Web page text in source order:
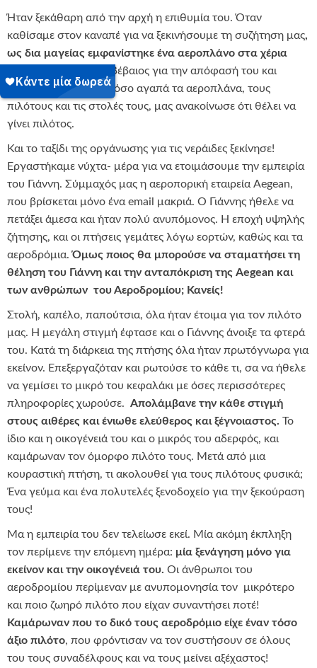
Ήταν ξεκάθαρη από την αρχή η επιθυμία του. Όταν
καθίσαμε στον καναπέ για να ξεκινήσουμε τη συζήτηση μας,
ως δια μαγείας εμφανίστηκε ένα αεροπλάνο στα χέρια
. Μετά από λίγο, βέβαιος για την απόφασή του και
επαναλαμβάνοντας πόσο αγαπά τα αεροπλάνα, τους
πιλότους και τις στολές τους, μας ανακοίνωσε ότι θέλει να
γίνει πιλότος.
Και το ταξίδι της οργάνωσης για τις νεράιδες ξεκίνησε!
Εργαστήκαμε νύχτα- μέρα για να ετοιμάσουμε την εμπειρία
του Γιάννη. Σύμμαχός μας η αεροπορική εταιρεία Aegean,
που βρίσκεται μόνο ένα email μακριά. Ο Γιάννης ήθελε να
πετάξει άμεσα και ήταν πολύ ανυπόμονος. Η εποχή υψηλής
ζήτησης, και οι πτήσεις γεμάτες λόγω εορτών, καθώς και τα
αεροδρόμια.Όμως ποιος θα μπορούσε να σταματήσει τη
θέληση του Γιάννη και την ανταπόκριση της Aegean και
των ανθρώπων του Αεροδρομίου; Κανείς!
Στολή, καπέλο, παπούτσια, όλα ήταν έτοιμα για τον πιλότο
μας. Η μεγάλη στιγμή έφτασε και ο Γιάννης άνοιξε τα φτερά
του. Κατά τη διάρκεια της πτήσης όλα ήταν πρωτόγνωρα για
εκείνον. Επεξεργαζόταν και ρωτούσε το κάθε τι, σα να ήθελε
να γεμίσει το μικρό του κεφαλάκι με όσες περισσότερες
πληροφορίες χωρούσε. Απολάμβανε την κάθε στιγμή
στους αιθέρες και ένιωθε ελεύθερος και ξέγνοιαστος. Το
ίδιο και η οικογένειά του και ο μικρός του αδερφός, και
καμάρωναν τον όμορφο πιλότο τους. Μετά από μια
κουραστική πτήση, τι ακολουθεί για τους πιλότους φυσικά;
Ένα γεύμα και ένα πολυτελές ξενοδοχείο για την ξεκούραση
τους!
Μα η εμπειρία του δεν τελείωσε εκεί. Μία ακόμη έκπληξη
τον περίμενε την επόμενη ημέρα: μία ξενάγηση μόνο για
εκείνον και την οικογένειά του. Οι άνθρωποι του
αεροδρομίου περίμεναν με ανυπομονησία τον μικρότερο
και ποιο ζωηρό πιλότο που είχαν συναντήσει ποτέ!
Καμάρωναν που το δικό τους αεροδρόμιο είχε έναν τόσο
άξιο πιλότο, που φρόντισαν να τον συστήσουν σε όλους
του τους συναδέλφους και να τους μείνει αξέχαστος!